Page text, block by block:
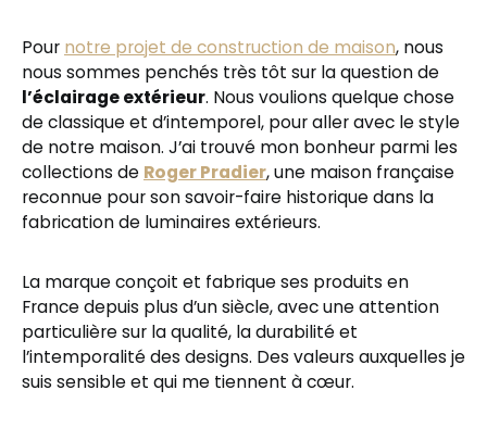
Pour notre projet de construction de maison, nous
nous sommes penchés très tôt sur la question de
l’éclairage extérieur. Nous voulions quelque chose
de classique et d’intemporel, pour aller avec le style
de notre maison. J’ai trouvé mon bonheur parmi les
collections de Roger Pradier, une maison française
reconnue pour son savoir-faire historique dans la
fabrication de luminaires extérieurs.
La marque conçoit et fabrique ses produits en
France depuis plus d’un siècle, avec une attention
particulière sur la qualité, la durabilité et
l’intemporalité des designs. Des valeurs auxquelles je
suis sensible et qui me tiennent à cœur.